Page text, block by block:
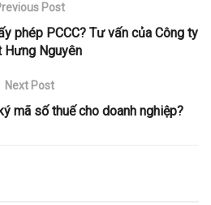
Post
phép PCCC? Tư vấn của Công ty
Hưng Nguyên
Next Post
mã số thuế cho doanh nghiệp?